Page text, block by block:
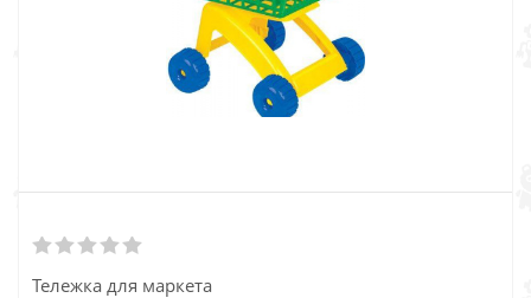
Тележка для маркета